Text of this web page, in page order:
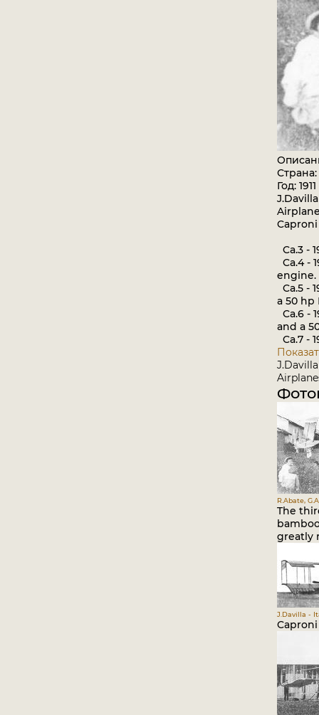
Год: 1911
Ca.3 -
Ca.4 -
engine.
Ca.5 -
a 50 hp
Ca.6 -
and a
Ca.7 -
R.Abate,
The
greatly
J.Davilla -
Caproni